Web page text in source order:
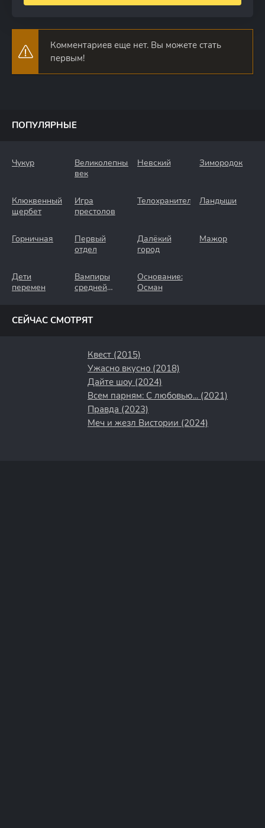
Комментариев еще нет. Вы можете стать
первым!
ПОПУЛЯРНЫЕ
Чукур
Великолепный
век
Невский Зимородок
Клюквенный
щербет
Игра
престолов
Телохранители Ландыши
Горничная
Первый
отдел
Далёкий
город
Мажор
Дети
перемен
Вампиры
средней
Основание:
Осман
СЕЙЧАС СМОТРЯТ
Квест (2015)
Ужасно вкусно (2018)
Дайте шоу (2024)
Всем парням: С любовью... (2021)
Правда (2023)
Меч и жезл Вистории (2024)